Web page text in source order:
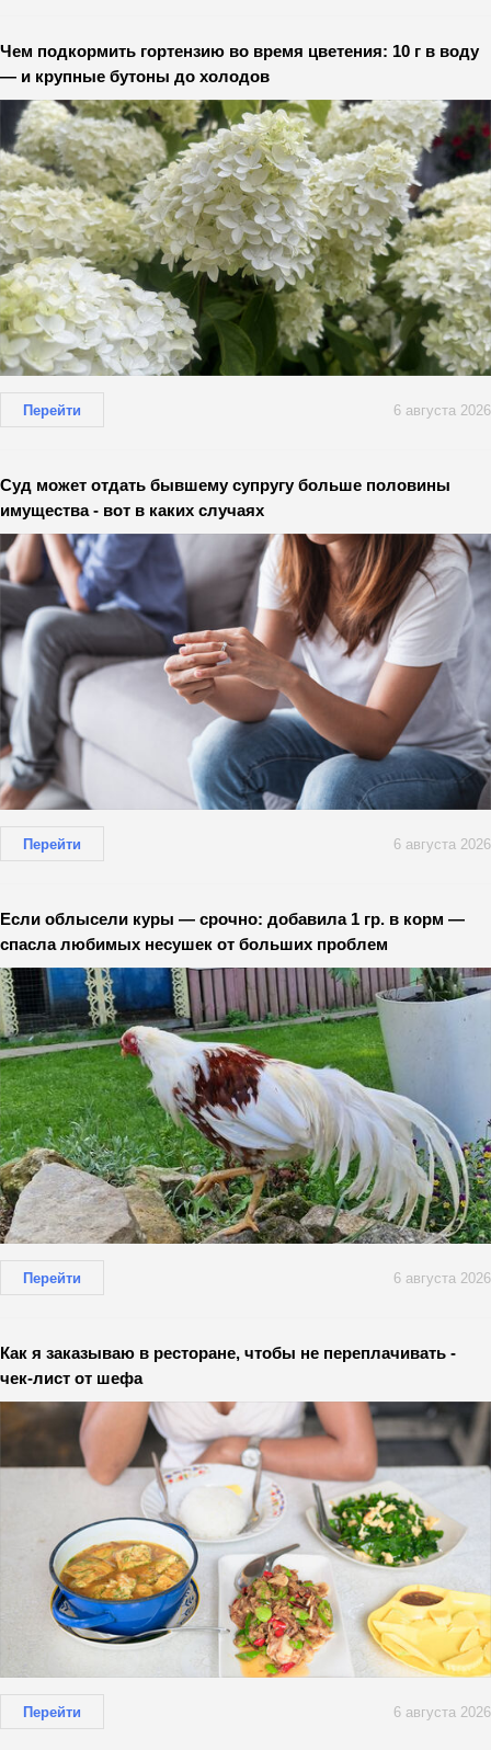
Чем подкормить гортензию во время цветения: 10 г в воду
— и крупные бутоны до холодов
Перейти 6 августа 2026
Суд может отдать бывшему супругу больше половины
имущества - вот в каких случаях
Перейти 6 августа 2026
Если облысели куры — срочно: добавила 1 гр. в корм —
спасла любимых несушек от больших проблем
Перейти 6 августа 2026
Как я заказываю в ресторане, чтобы не переплачивать -
чек-лист от шефа
Перейти 6 августа 2026